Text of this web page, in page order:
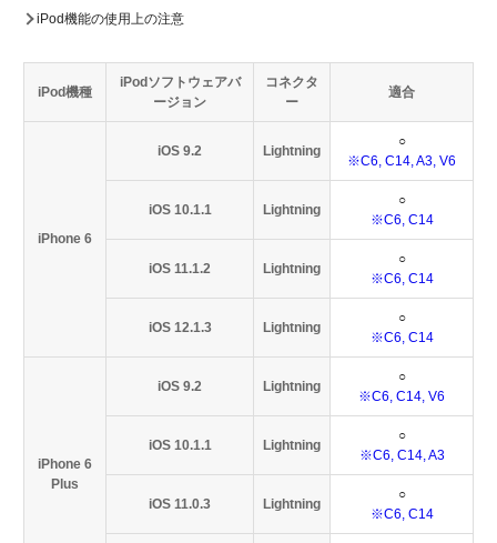
iPod機能の使用上の注意
iPod機種
iPodソフトウェアバ
ージョン
コネクタ
ー
適合
iPhone 6
iOS 9.2 Lightning
○
※C6, C14, A3, V6
iOS 10.1.1 Lightning
○
※C6, C14
iOS 11.1.2 Lightning
○
※C6, C14
iOS 12.1.3 Lightning
○
※C6, C14
iPhone 6
Plus
iOS 9.2 Lightning
○
※C6, C14, V6
iOS 10.1.1 Lightning
○
※C6, C14, A3
iOS 11.0.3 Lightning
○
※C6, C14